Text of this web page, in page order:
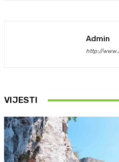
Admin
http://
VIJESTI